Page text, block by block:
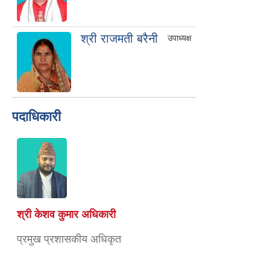
श्री राजमती बरैनी उपाध्यक्ष
पदाधिकारी
श्री केशव कुमार अधिकारी
प्रमुख प्रशासकीय अधिकृत